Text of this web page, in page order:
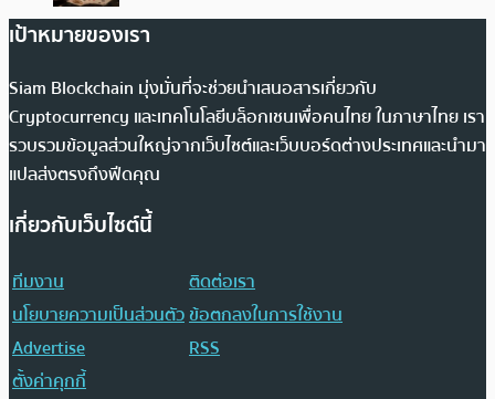
เป้าหมายของเรา
Siam Blockchain มุ่งมั่นที่จะช่วยนำเสนอสารเกี่ยวกับ
Cryptocurrency และเทคโนโลยีบล็อกเชนเพื่อคนไทย ในภาษาไทย เรา
รวบรวมข้อมูลส่วนใหญ่จากเว็บไซต์และเว็บบอร์ดต่างประเทศและนำมา
แปลส่งตรงถึงฟีดคุณ
เกี่ยวกับเว็บไซต์นี้
ทีมงาน
ติดต่อเรา
นโยบายความเป็นส่วนตัวข้อตกลงในการใช้งาน
Advertise
RSS
ตั้งค่าคุกกี้